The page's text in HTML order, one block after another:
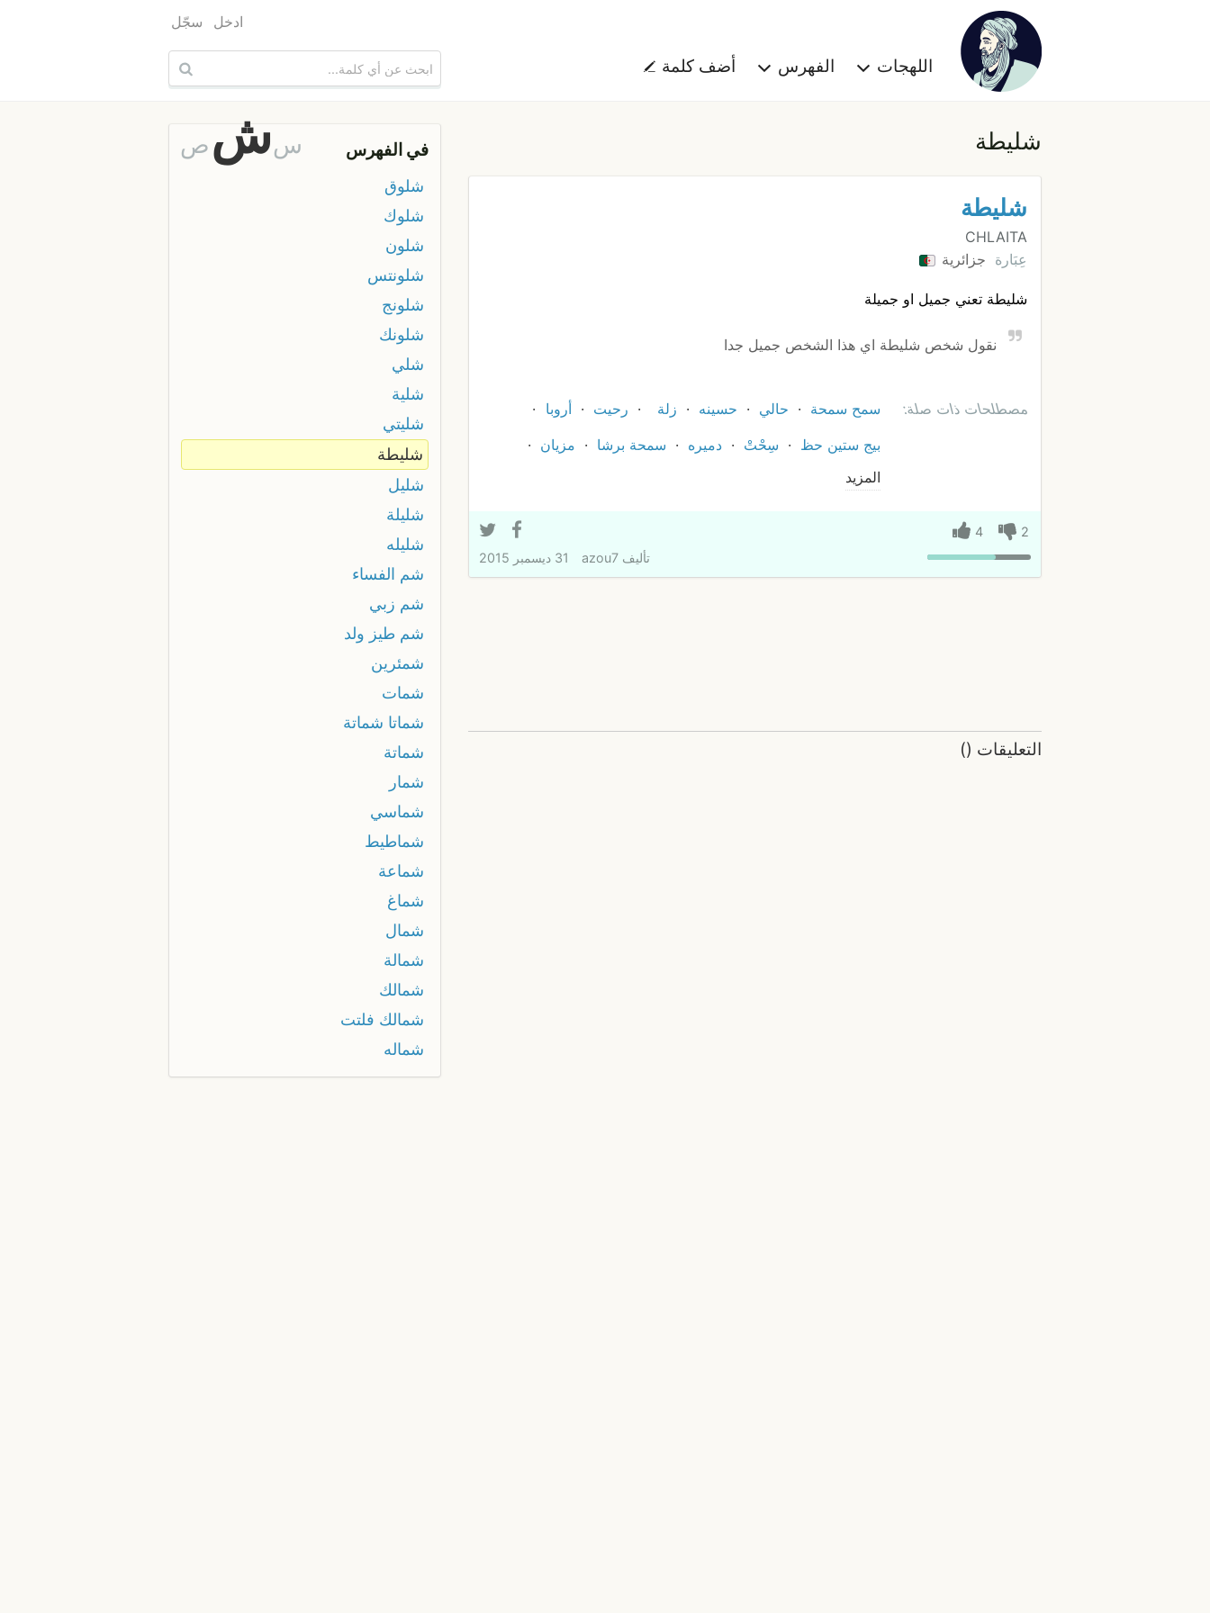
اللهجات الفهرس أضف كلمة
ادخل سجّل
شليطة
شليطة
CHLAITA
عِبَارة جزائرية
شليطة تعني جميل او جميلة
نقول شخص شليطة اي هذا الشخص جميل جدا
مصطلحات ذات صلة: سمح سمحة حالي حسينه زلة رحيت
أروبا
بيج ستين حظ
سِحْتْ دميره سمحة برشا
مزيان
المزيد
2
4
تأليفazou7 31 ديسمبر 2015
التعليقات (
)
في الفهرس سشص
شلوق
شلوك
شلون
شلونتس
شلونج
شلونك
شلي
شلية
شليتي
شليطة
شليل
شليلة
شليله
شم الفساء
شم زبي
شم طيز ولد
شمئرين
شمات
شماتا شماتة
شماتة
شمار
شماسي
شماطيط
شماعة
شماغ
شمال
شمالة
شمالك
شمالك فلتت
شماله